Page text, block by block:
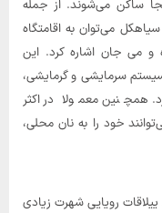
ساکن می‌شوند. از جمله
می‌توان به اقامتگاه
و می جان اشاره کرد. این
سیستم سرمایشی و گرمایشی،
همچنین معمولا در اکثر
خود را به نان محلی،
رویایی شهرت زیادی